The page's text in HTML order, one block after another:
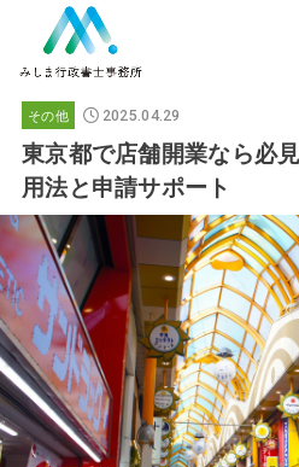
その他 2025.04.29
東京都で店舗開業なら必
用法と申請サポート